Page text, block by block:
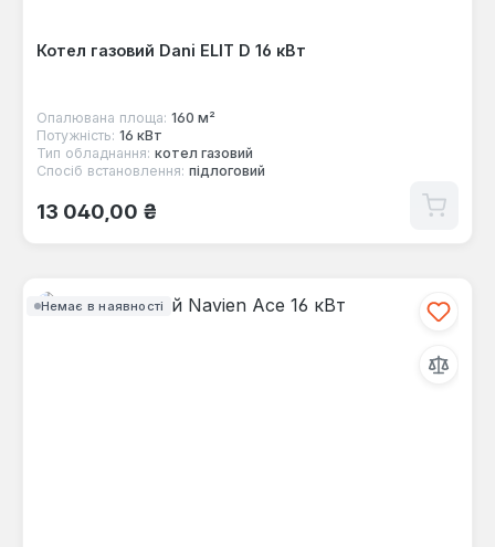
Котел газовий Dani ELIT D 16 кВт
Опалювана площа: 160 м²
Потужність: 16 кВт
Тип обладнання: котел газовий
Спосіб встановлення: підлоговий
Звичайна ціна:
13 040,00 ₴
Немає в наявності